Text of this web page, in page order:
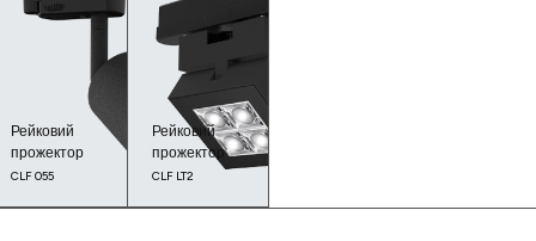
Рейковий
прожектор
CLF 055
Рейковий
прожектор
CLF LT2